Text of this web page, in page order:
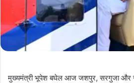
मुख्यमंत्री भूपेश बघेल आज जशपुर, सरगुजा और